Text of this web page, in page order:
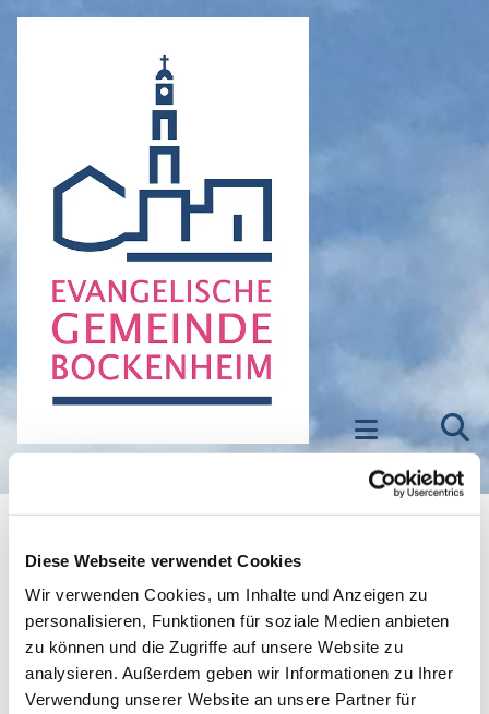
Diese Webseite verwendet Cookies
Wir verwenden Cookies, um Inhalte und Anzeigen zu
personalisieren, Funktionen für soziale Medien anbieten
zu können und die Zugriffe auf unsere Website zu
analysieren. Außerdem geben wir Informationen zu Ihrer
Verwendung unserer Website an unsere Partner für
Gottesdienst